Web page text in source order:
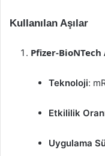
Kullanılan Aşılar
Pfizer-BioNTech
Teknoloji:
Etkililik
Uygulama